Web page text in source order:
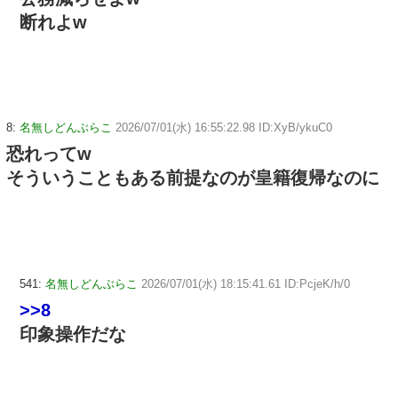
断れよw
8: 名無しどんぶらこ 2026/07/01(水) 16:55:22.98 ID:XyB/ykuC0
恐れってw
そういうこともある前提なのが皇籍復帰なのに
541: 名無しどんぶらこ 2026/07/01(水) 18:15:41.61 ID:PcjeK/h/0
>>8
印象操作だな